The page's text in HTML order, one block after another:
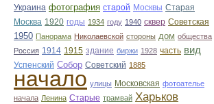
Украина фотография старой Москвы Старая
Москва 1920 годы 1934 году 1940 сквер Советская
1950 Панорама Николаевской стороны дом общества
Россия 1914 1915 здание биржи 1928 часть вид
Успенский Собор Советский 1885
начало улицы Московская фотоателье
начала Ленина Старые трамвай Харьков